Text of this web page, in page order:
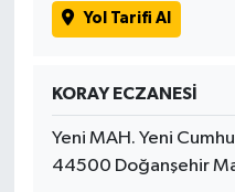
Yol Tarifi Al
KORAY ECZANESİ
Yeni MAH. Yeni
44500 Doğanşehir